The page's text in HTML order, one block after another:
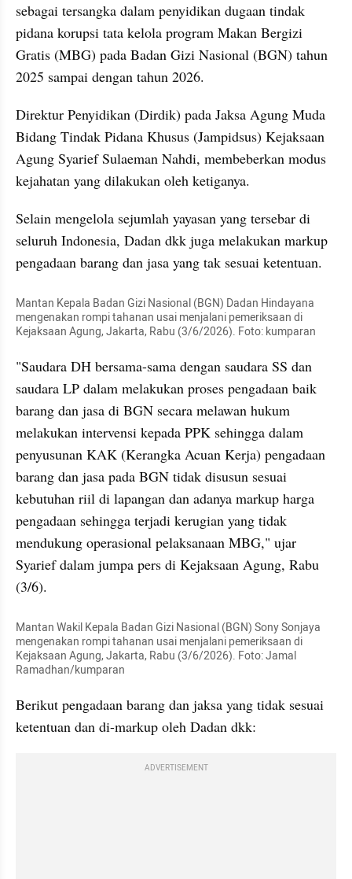
sebagai tersangka dalam penyidikan dugaan tindak
pidana korupsi tata kelola program Makan Bergizi
Gratis (MBG) pada Badan Gizi Nasional (BGN) tahun
2025 sampai dengan tahun 2026.
Direktur Penyidikan (Dirdik) pada Jaksa Agung Muda
Bidang Tindak Pidana Khusus (Jampidsus) Kejaksaan
Agung Syarief Sulaeman Nahdi, membeberkan modus
kejahatan yang dilakukan oleh ketiganya.
Selain mengelola sejumlah yayasan yang tersebar di
seluruh Indonesia, Dadan dkk juga melakukan markup
pengadaan barang dan jasa yang tak sesuai ketentuan.
Mantan Kepala Badan Gizi Nasional (BGN) Dadan Hindayana
mengenakan rompi tahanan usai menjalani pemeriksaan di
Kejaksaan Agung, Jakarta, Rabu (3/6/2026). Foto: kumparan
"Saudara DH bersama-sama dengan saudara SS dan
saudara LP dalam melakukan proses pengadaan baik
barang dan jasa di BGN secara melawan hukum
melakukan intervensi kepada PPK sehingga dalam
penyusunan KAK (Kerangka Acuan Kerja) pengadaan
barang dan jasa pada BGN tidak disusun sesuai
kebutuhan riil di lapangan dan adanya markup harga
pengadaan sehingga terjadi kerugian yang tidak
mendukung operasional pelaksanaan MBG," ujar
Syarief dalam jumpa pers di Kejaksaan Agung, Rabu
(3/6).
Mantan Wakil Kepala Badan Gizi Nasional (BGN) Sony Sonjaya
mengenakan rompi tahanan usai menjalani pemeriksaan di
Kejaksaan Agung, Jakarta, Rabu (3/6/2026). Foto: Jamal
Ramadhan/kumparan
Berikut pengadaan barang dan jaksa yang tidak sesuai
ketentuan dan di-markup oleh Dadan dkk:
ADVERTISEMENT